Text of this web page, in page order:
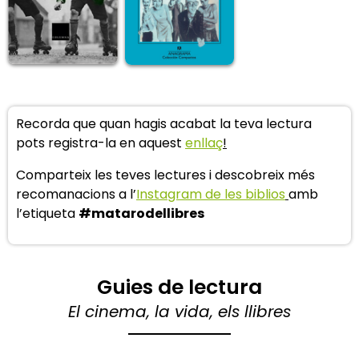
Recorda que quan hagis acabat la teva lectura
pots registra-la en aquest enllaç!
Comparteix les teves lectures i descobreix més
recomanacions a l’Instagram de les bibliosamb
l’etiqueta #matarodellibres
Guies de lectura
El cinema, la vida, els llibres